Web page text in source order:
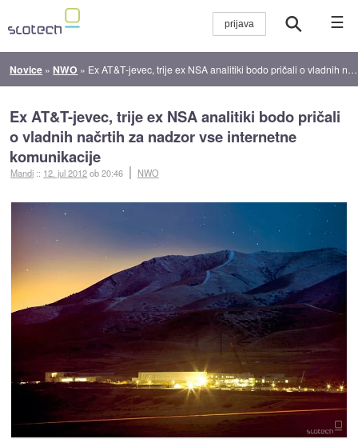
☰
Novice » NWO » Ex AT&T-jevec, trije ex NSA analitiki bodo pričali o vladnih načrtih za nadzor vse internetne komunikacije
Ex AT&T-jevec, trije ex NSA analitiki bodo pričali
o vladnih načrtih za nadzor vse internetne
komunikacije
Mandi :: 12. jul 2012ob 20:46 NWO